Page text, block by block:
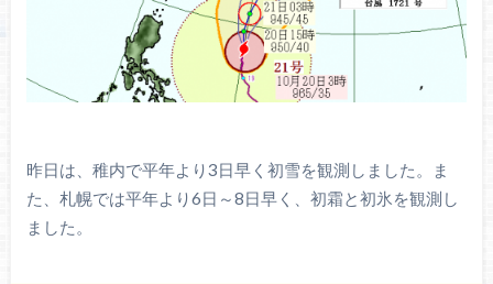
昨日は、稚内で平年より3日早く初雪を観測しました。ま
た、札幌では平年より6日～8日早く、初霜と初氷を観測し
ました。